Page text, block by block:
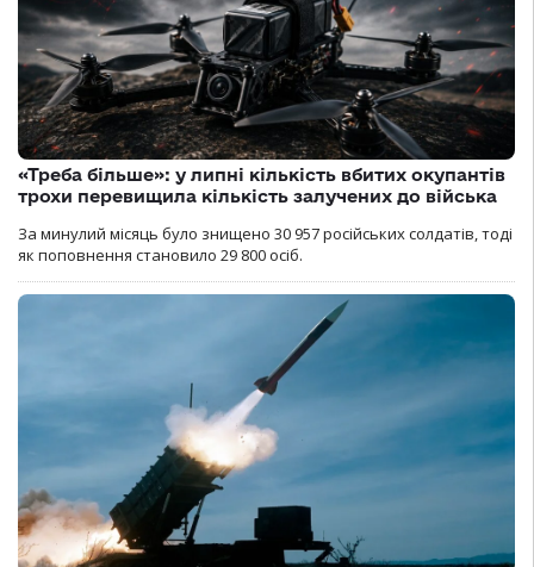
«Треба більше»: у липні кількість вбитих окупантів
трохи перевищила кількість залучених до війська
За минулий місяць було знищено 30 957 російських солдатів, тоді
як поповнення становило 29 800 осіб.